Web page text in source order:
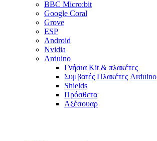
BBC Micro:bit
Google Coral
Grove
ESP
Android
Nvidia
Arduino
Γνήσια Kit & πλακέτες
Συμβατές Πλακέτες Arduino
Shields
Πρόσθετα
Αξέσουαρ